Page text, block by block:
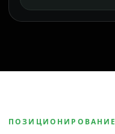
ПОЗИЦИОНИРОВАНИЕ